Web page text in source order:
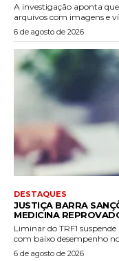
A investigação aponta
arquivos com imagens e
6 de agosto de 2026
DESTAQUES
JUSTIÇA BARRA
MEDICINA
Liminar do TRF1
com baixo desempenho no
6 de agosto de 2026